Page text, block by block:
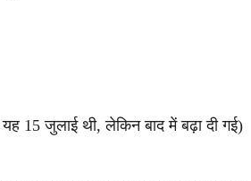
15 जुलाई थी, लेकिन बाद में बढ़ा दी गई)